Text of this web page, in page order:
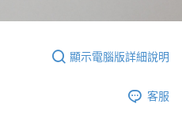
顯示電腦版詳細說明
客服